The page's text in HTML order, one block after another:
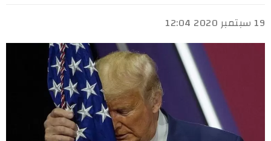
19 سبتمبر 2020 12:04